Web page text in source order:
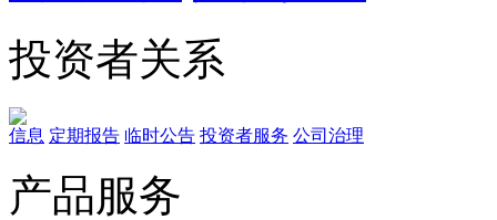
投资者关系
信息 定期报告 临时公告 投资者服务 公司治理
产品服务